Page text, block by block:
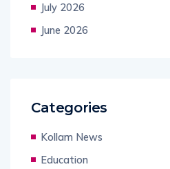
July 2026
June 2026
Categories
Kollam News
Education